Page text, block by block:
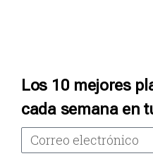
Los 10 mejores
cada semana en